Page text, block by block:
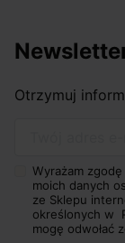
Przed
Elementy
nacisku i
agresywnej
Tkaninowe
szczotką,
Otrzymuj
Wyrażam
moich danych
ze Sklepu
określonych w
mogę odwołać